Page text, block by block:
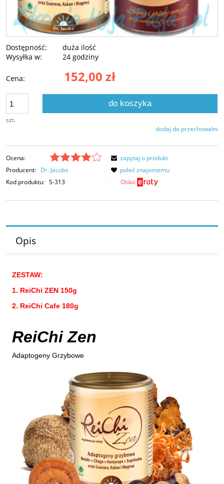
Dostępność:
duża ilość
Wysyłka w:
24 godziny
Cena: 152,00 zł
szt.
do koszyka
dodaj do przechowalni
Ocena:
Producent: Dr. Jacobs
Kod produktu: S-313
zapytaj o produkt
poleć znajomemu
Opis
ZESTAW:
1. ReiChi ZEN 150g
2. ReiChi Cafe 180g
ReiChi Zen
Adaptogeny Grzybowe